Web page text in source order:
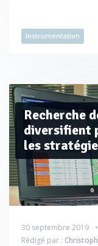
Instrumentation
Recherche
diversifient
les
30 septembre 2019
Rédigé par :